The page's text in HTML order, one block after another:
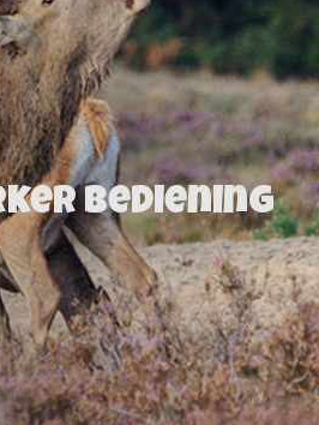
Bediening